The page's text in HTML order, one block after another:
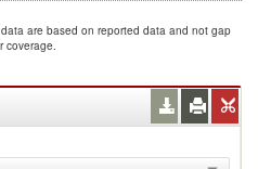
are based on reported data and not gap
coverage.